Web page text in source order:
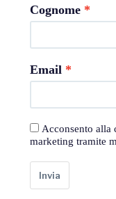
Cognome
Email
Acconsento
marketing tramite
Invia